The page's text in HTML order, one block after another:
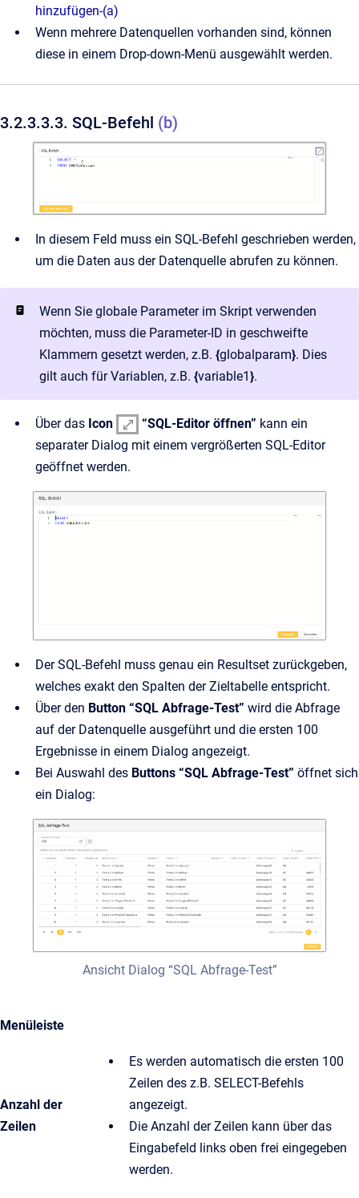
hinzufügen-(a)
Wenn mehrere Datenquellen vorhanden sind, können
diese in einem Drop-down-Menü ausgewählt werden.
3.2.3.3.3. SQL-Befehl (b)
In diesem Feld muss ein SQL-Befehl geschrieben werden,
um die Daten aus der Datenquelle abrufen zu können.
Wenn Sie globale Parameter im Skript verwenden
möchten, muss die Parameter-ID in geschweifte
Klammern gesetzt werden, z.B. {globalparam}. Dies
gilt auch für Variablen, z.B. {variable1}.
Über das Icon “SQL-Editor öffnen” kann ein
separater Dialog mit einem vergrößerten SQL-Editor
geöffnet werden.
Der SQL-Befehl muss genau ein Resultset zurückgeben,
welches exakt den Spalten der Zieltabelle entspricht.
Über den Button “SQL Abfrage-Test” wird die Abfrage
auf der Datenquelle ausgeführt und die ersten 100
Ergebnisse in einem Dialog angezeigt.
Bei Auswahl des Buttons “SQL Abfrage-Test” öffnet sich
ein Dialog:
Ansicht Dialog “SQL Abfrage-Test”
Menüleiste
Anzahl der
Zeilen
Es werden automatisch die ersten 100
Zeilen des z.B. SELECT-Befehls
angezeigt.
Die Anzahl der Zeilen kann über das
Eingabefeld links oben frei eingegeben
werden.